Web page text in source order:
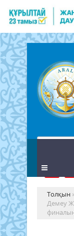
Толқын
Демеу